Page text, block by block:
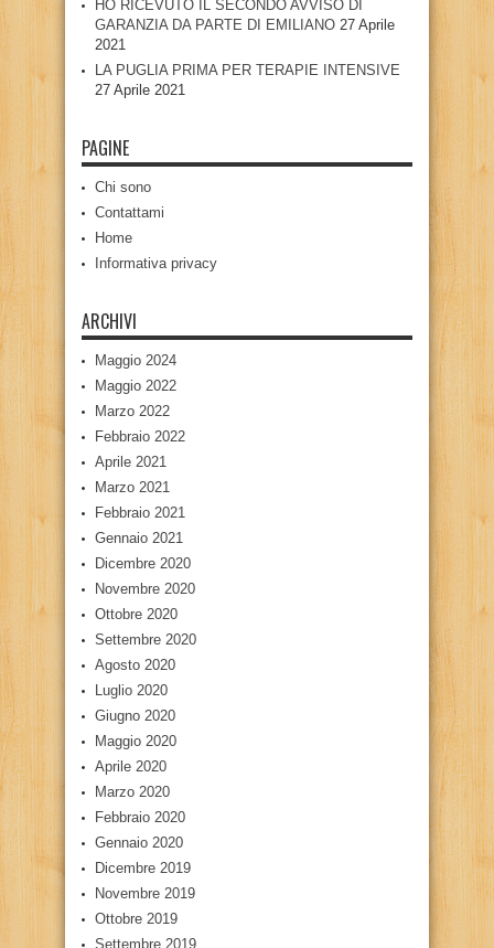
HO RICEVUTO IL SECONDO AVVISO DI
GARANZIA DA PARTE DI EMILIANO 27 Aprile
2021
LA PUGLIA PRIMA PER TERAPIE INTENSIVE
27 Aprile 2021
PAGINE
Chi sono
Contattami
Home
Informativa privacy
ARCHIVI
Maggio 2024
Maggio 2022
Marzo 2022
Febbraio 2022
Aprile 2021
Marzo 2021
Febbraio 2021
Gennaio 2021
Dicembre 2020
Novembre 2020
Ottobre 2020
Settembre 2020
Agosto 2020
Luglio 2020
Giugno 2020
Maggio 2020
Aprile 2020
Marzo 2020
Febbraio 2020
Gennaio 2020
Dicembre 2019
Novembre 2019
Ottobre 2019
Settembre 2019